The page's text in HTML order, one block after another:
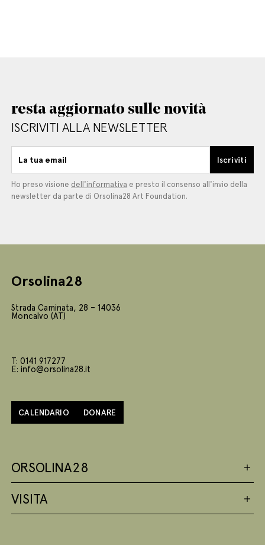
resta aggiornato sulle novità
ISCRIVITI ALLA NEWSLETTER
La tua email Iscriviti
Ho preso visione dell'informativa e presto il consenso all'invio della
newsletter da parte di Orsolina28 Art Foundation.
Orsolina28
Strada Caminata, 28 – 14036
Moncalvo (AT)
T: 0141 917277
E: info@orsolina28.it
CALENDARIO DONARE
ORSOLINA28
VISITA